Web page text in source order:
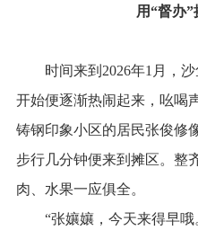
用“督办
时间来到2026年1月，沙
开始便逐渐热闹起来，吆喝
铸钢印象小区的居民张俊修
步行几分钟便来到摊区。整
肉、水果一应俱全。
“张孃孃，今天来得早哦